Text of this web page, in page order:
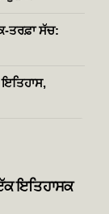
ਤਰਫ਼ਾ ਸੱਚ:
ਇਤਿਹਾਸਕ